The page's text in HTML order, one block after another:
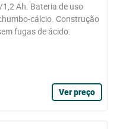
Ah. Bateria de uso
cálcio. Construção
fugas de ácido.
Ver preço